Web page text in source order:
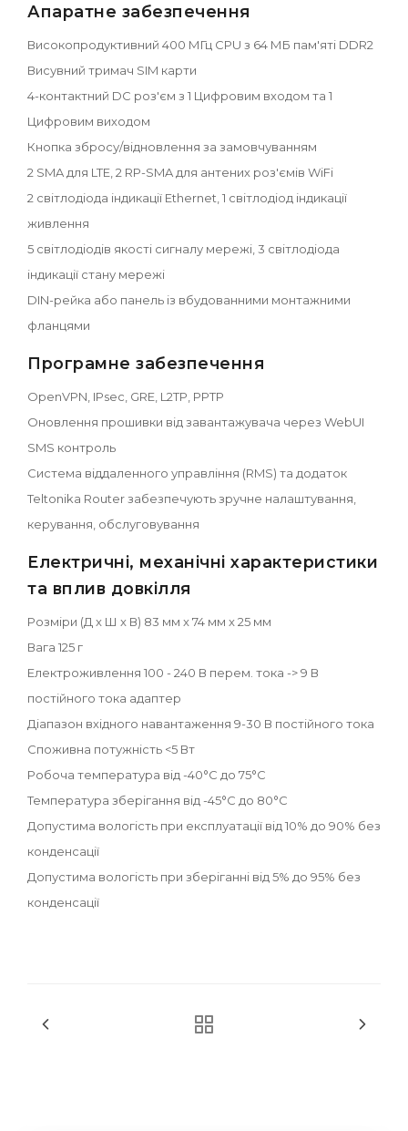
Апаратне забезпечення
Високопродуктивний 400 МГц CPU з 64 МБ пам'яті DDR2
Висувний тримач SIM карти
4-контактний DC роз'єм з 1 Цифровим входом та 1
Цифровим виходом
Кнопка збросу/відновлення за замовчуванням
2 SMA для LTE, 2 RP-SMA для антених роз'ємів WiFi
2 світлодіода індикації Ethernet, 1 світлодіод індикації
живлення
5 світлодіодів якості сигналу мережі, 3 світлодіода
індикації стану мережі
DIN-рейка або панель із вбудованними монтажними
фланцями
Програмне забезпечення
OpenVPN, IPsec, GRE, L2TP, PPTP
Оновлення прошивки від завантажувача через WebUI
SMS контроль
Система віддаленного управління (RMS) та додаток
Teltonika Router забезпечують зручне налаштування,
керування, обслуговування
Електричні, механічні характеристики
та вплив довкілля
Розміри (Д x Ш x В) 83 мм x 74 мм x 25 мм
Вага 125 г
Електроживлення 100 - 240 В перем. тока -> 9 В
постійного тока адаптер
Діапазон вхідного навантаження 9-30 В постійного тока
Споживна потужність <5 Вт
Робоча температура від -40°C до 75°C
Температура зберігання від -45°C до 80°C
Допустима вологість при експлуатації від 10% до 90% без
конденсації
Допустима вологість при зберіганні від 5% до 95% без
конденсації